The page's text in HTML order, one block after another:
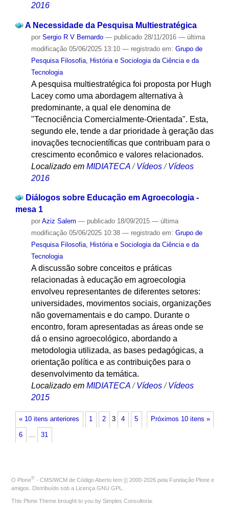
2016
A Necessidade da Pesquisa Multiestratégica
por Sergio R V Bernardo — publicado28/11/2016 — última
modificação05/06/2025 13:10 — registrado em: Grupo de
Pesquisa Filosofia, História e Sociologia da Ciência e da
Tecnologia
A pesquisa multiestratégica foi proposta por Hugh
Lacey como uma abordagem alternativa à
predominante, a qual ele denomina de
"Tecnociência Comercialmente-Orientada". Esta,
segundo ele, tende a dar prioridade à geração das
inovações tecnocientíficas que contribuam para o
crescimento econômico e valores relacionados.
Localizado em MIDIATECA /Vídeos /Vídeos
2016
Diálogos sobre Educação em Agroecologia -
mesa 1
por Aziz Salem — publicado18/09/2015 — última
modificação05/06/2025 10:38 — registrado em: Grupo de
Pesquisa Filosofia, História e Sociologia da Ciência e da
Tecnologia
A discussão sobre conceitos e práticas
relacionadas à educação em agroecologia
envolveu representantes de diferentes setores:
universidades, movimentos sociais, organizações
não governamentais e do campo. Durante o
encontro, foram apresentadas as áreas onde se
dá o ensino agroecológico, abordando a
metodologia utilizada, as bases pedagógicas, a
orientação política e as contribuições para o
desenvolvimento da temática.
Localizado em MIDIATECA /Vídeos /Vídeos
2015
« 10 itens anteriores Próximos 10 itens »
1 2 3 4 5
6 … 31
O Plone® - CMS/WCM de Código Aberto tem © 2000-2026 pela Fundação Plone e
amigos. Distribuído sob a Licença GNU GPL
This Plone Theme brought to you by Simples Consultoria